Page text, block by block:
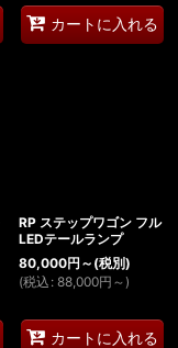
カートに入れる
RP ステップワゴン フル
LEDテールランプ
80,000円 ～ (税別)
(税込 : 88,000円 ～)
カートに入れる